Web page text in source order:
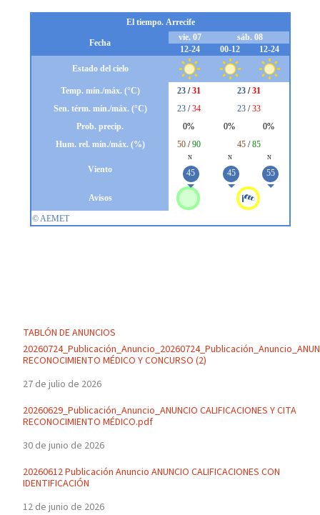
TABLÓN DE ANUNCIOS
RECONOCIMIENTO MÉDICO Y CONCURSO (2)
27 de julio de 2026
20260629_Publicación_Anuncio_ANUNCIO CALIFICACIONES Y CITA
RECONOCIMIENTO MÉDICO.pdf
30 de junio de 2026
20260612 Publicación Anuncio ANUNCIO CALIFICACIONES CON
IDENTIFICACIÓN
12 de junio de 2026